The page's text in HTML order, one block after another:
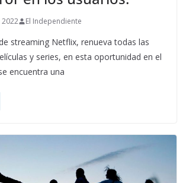
El Independiente
streaming Netflix, renueva todas las
y series, en esta oportunidad en el
encuentra una